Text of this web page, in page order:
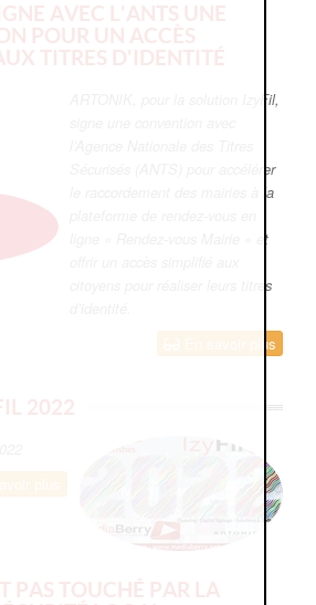
AVEC L'ANTS UNE
POUR UN ACCÈS
TITRES D'IDENTITÉ
ARTONIK, pour la solution IzyFil,
Sécurisés (ANTS) pour accélérer
le raccordement des mairies à la
ligne « Rendez-vous Mairie » et
citoyens pour réaliser leurs titres
En savoir plus
2022
PAS TOUCHÉ PAR LA